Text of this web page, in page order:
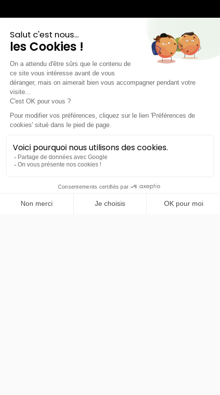
Chez Lease
Chez Lease
Nous rejoindre
FAQ
Nos actualités
Contact
et restez en pôle position pour les
PRENDRE RENDEZ-VOUS